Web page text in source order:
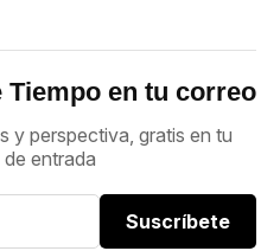
en tu correo
y perspectiva, gratis en tu
entrada
Suscríbete